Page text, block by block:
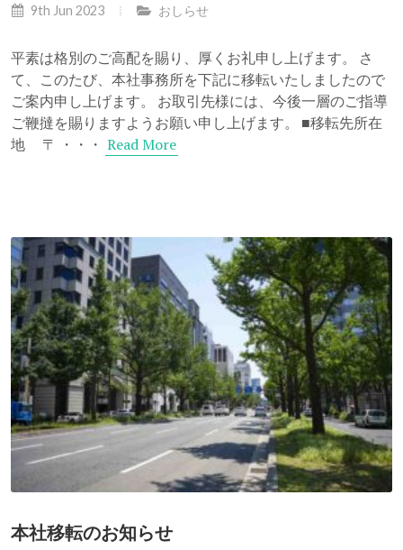
9th Jun 2023 おしらせ
平素は格別のご高配を賜り、厚くお礼申し上げます。 さ
て、このたび、本社事務所を下記に移転いたしましたので
ご案内申し上げます。 お取引先様には、今後一層のご指導
ご鞭撻を賜りますようお願い申し上げます。 ■移転先所在
地 〒 ・・・ Read More
本社移転のお知らせ